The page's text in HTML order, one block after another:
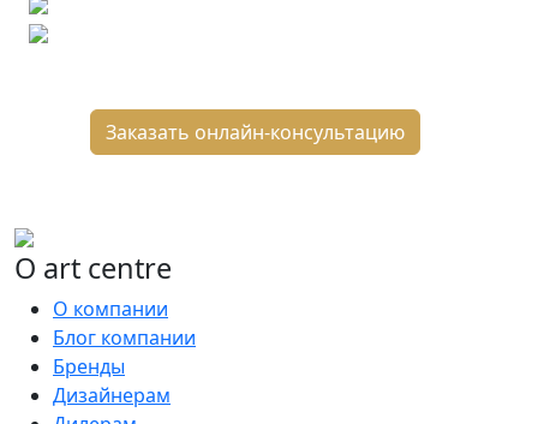
Заказать онлайн-консультацию
О art centre
О компании
Блог компании
Бренды
Дизайнерам